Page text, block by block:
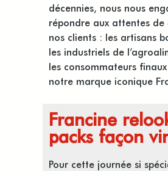
décennies, nous nous
répondre aux attentes de
nos clients : les artisans
les industriels de
les consommateurs
notre marque iconique
Francine
packs façon
Pour cette journée si